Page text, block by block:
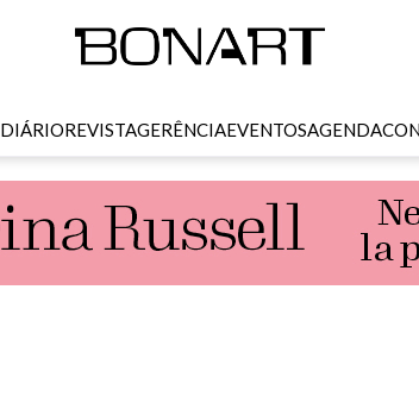
DIÁRIOREVISTAGERÊNCIAEVENTOSAGENDA